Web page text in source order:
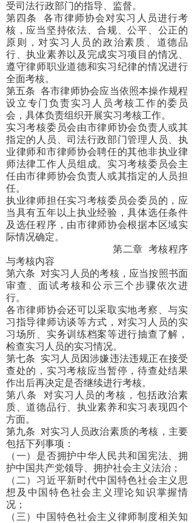
受司法行政部门的指导、监督。
第四条
各市律师协会对实习人员进行考
核，应当坚持依法、合规、公平、公正的
原则，对实习人员的政治素质、道德品
行、执业素养以及完成实习项目的情况、
遵守律师职业道德和实习纪律的情况进行
全面考核。
第五条 各市律师协会应当依照本操作规程
设立专门负责实习人员考核工作的委员
会，具体负责组织开展实习考核工作。
实习考核委员会由市律师协会负责人或其
指定的人员、司法行政部门管理人员、执
业律师和市律师协会聘任的其他非执业律
师法律工作人员组成。实习考核委员会主
任由市律师协会负责人或其指定的人员担
任。
执业律师担任实习考核委员会委员的，应
当具有五年以上执业经验，具体选任条件
及选任程序，由市律师协会根据本区域实
际情况确定。
第二章 考核程序
与考核内容
第六条 对实习人员的考核，应当按照书面
审查、面试考核和公示三个步骤依次进
行。
各市律师协会还可以采取实地考察、与实
习指导律师访谈等方式，对实习人员的实
习场所、实务训练档案等进行抽查了解，
检查实习人员的实习情况。
第七条 实习人员因涉嫌违法违规正在接受
查处的，实习考核应当暂停，待查处结果
作出后再决定是否继续进行考核。
第八条
对实习人员的考核，包括政治素
质、道德品行、执业素养和实习表现四个
方面。
第九条 对实习人员政治素质的考核，主要
包括下列事项：
（一）是否拥护中华人民共和国宪法、拥
护中国共产党领导、拥护社会主义法治；
（二）习近平新时代中国特色社会主义思
想及中国特色社会主义理论知识掌握情
况；
（三）中国特色社会主义律师制度相关知